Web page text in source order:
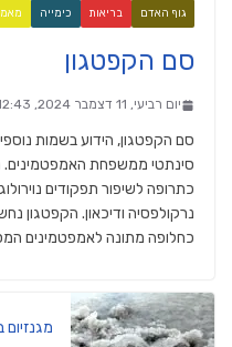
גוף האדם בריאות כימייה
סם הקפטגון
יום רביעי, 11 דצמבר 2024, 12:43
סם הקפטגון, הידוע בשמות
כתרופה לשיפור תפקודים
נרקולפסיה ודיכאון. הקפטגון
כחלופה מתונה לאמפטמינים